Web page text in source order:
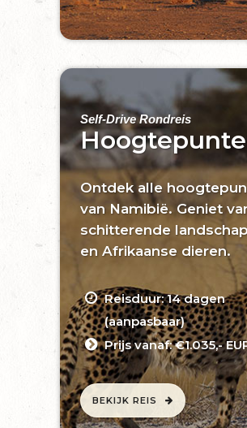
Self-Drive Rondreis
Ontdek alle
van Namibië. Geniet
schitterende
en Afrikaanse dieren.
Reisduur: 14 dagen
(aanpasbaar)
Prijs vanaf: €1.035,-
BEKIJK REIS